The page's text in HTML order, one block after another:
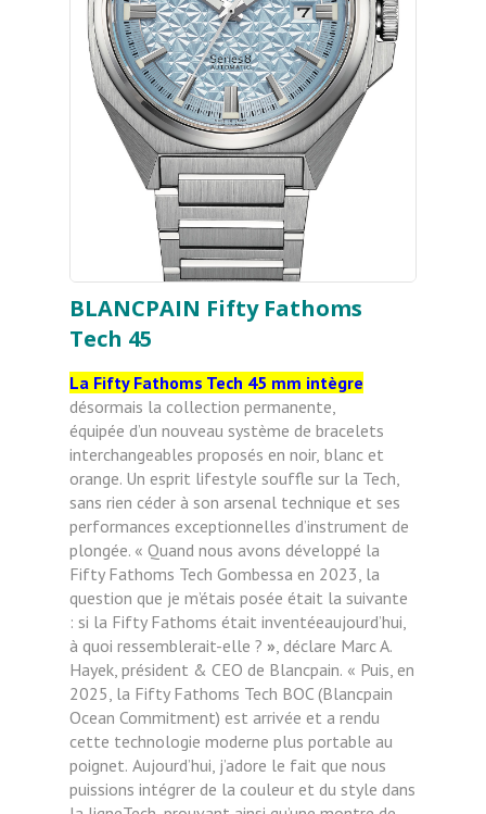
BLANCPAIN Fifty Fathoms
Tech 45
La Fifty Fathoms Tech 45 mm intègre
désormais la collection permanente,
équipée d’un nouveau système de bracelets
interchangeables proposés en noir, blanc et
orange. Un esprit lifestyle souffle sur la Tech,
sans rien céder à son arsenal technique et ses
performances exceptionnelles d’instrument de
plongée. « Quand nous avons développé la
Fifty Fathoms Tech Gombessa en 2023, la
question que je m’étais posée était la suivante
: si la Fifty Fathoms était inventéeaujourd’hui,
à quoi ressemblerait-elle ? » , déclare Marc A.
Hayek, président & CEO de Blancpain. « Puis, en
2025, la Fifty Fathoms Tech BOC (Blancpain
Ocean Commitment) est arrivée et a rendu
cette technologie moderne plus portable au
poignet. Aujourd’hui, j’adore le fait que nous
puissions intégrer de la couleur et du style dans